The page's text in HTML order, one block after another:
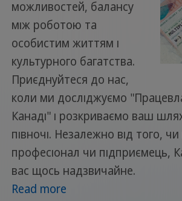
можливостей, балансу
між роботою та
особистим життям і
культурного багатства.
Приєднуйтеся до нас,
коли ми досліджуємо
Канаді" і розкриваємо ваш
півночі. Незалежно від того,
професіонал чи підприємець,
вас щось надзвичайне.
Read more